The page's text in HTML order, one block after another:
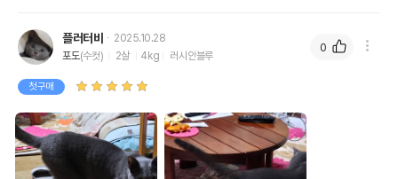
플러터비
2025.10.28
포도(수컷) 2살 4kg 러시안블루
첫구매
0